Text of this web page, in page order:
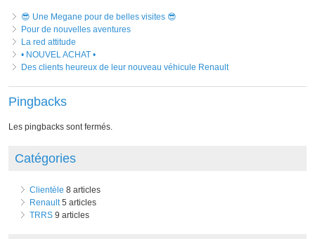
😎 Une Megane pour de belles visites 😎
Pour de nouvelles aventures
La red attitude
• NOUVEL ACHAT •
Des clients heureux de leur nouveau véhicule Renault
Pingbacks
Les pingbacks sont fermés.
Catégories
Clientèle 8 articles
Renault5 articles
TRRS 9 articles